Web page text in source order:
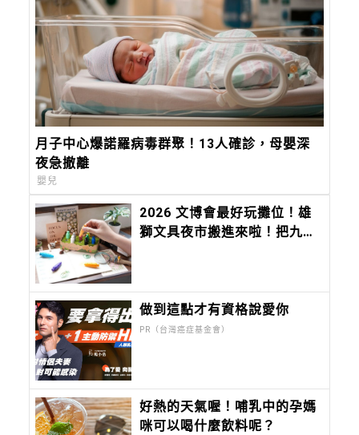
月子中心爆諾羅病毒群聚！13人確診，母嬰深
夜急撤離
嬰兒
2026 文博會最好玩攤位！雄
獅文具夜市搬進來啦！把九層
做到這點才有資格說愛你
PR（台灣癌症基金會）
好熱的天氣喔！哺乳中的孕媽
咪可以喝什麼飲料呢？